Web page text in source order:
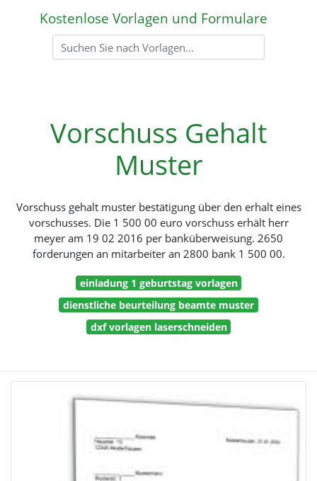
Kostenlose Vorlagen und Formulare
Vorschuss Gehalt
Muster
Vorschuss gehalt muster bestätigung über den erhalt eines
vorschusses. Die 1 500 00 euro vorschuss erhält herr
meyer am 19 02 2016 per banküberweisung. 2650
forderungen an mitarbeiter an 2800 bank 1 500 00.
einladung 1 geburtstag vorlagen
dienstliche beurteilung beamte muster
dxf vorlagen laserschneiden